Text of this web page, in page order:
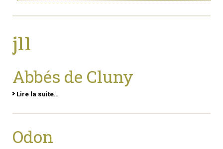
j11
Abbés de Cluny
Lire la suite…
Odon